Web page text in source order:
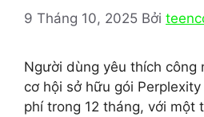
9 Tháng 10, 2025 Bởi
Người dùng yêu thích công
cơ hội sở hữu gói
phí trong 12 tháng, với một